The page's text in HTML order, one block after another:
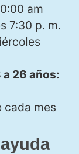
am
7:30 p. m.
26 años:
cada mes